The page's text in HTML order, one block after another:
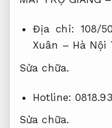
Địa chỉ: 108/
Xuân – Hà Nội
Sửa chữa.
Hotline:
Sửa chữa.